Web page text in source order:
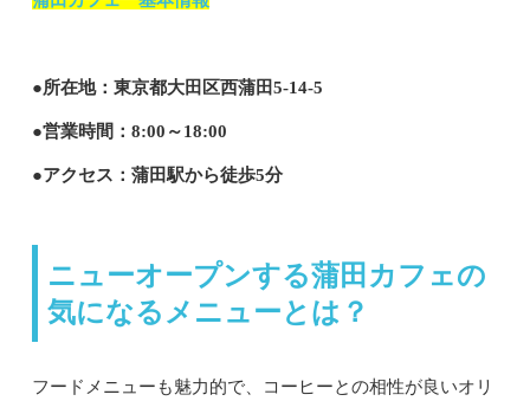
●所在地：東京都大田区西蒲田5-14-5
●営業時間：8:00～18:00
●アクセス：蒲田駅から徒歩5分
ニューオープンする蒲田カフェの
気になるメニューとは？
フードメニューも魅力的で、コーヒーとの相性が良いオリ